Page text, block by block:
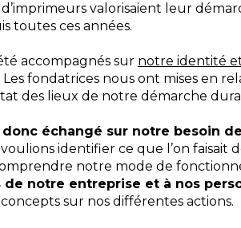
valorisaient leur
toutes ces années.
accompagnés sur notre identité
Les fondatrices nous ont mises en
des lieux de notre démarche
donc échangé sur notre besoin
identifier ce que l’on
notre mode de
de notre entreprise et à nos
sur nos différentes actions.